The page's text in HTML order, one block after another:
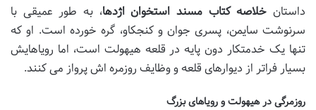
داستان خلاصه کتاب مسند استخوان اژدها، به طور عمیقی با
سرنوشت سایمن، پسری جوان و کنجکاو، گره خورده است. او که
تنها یک خدمتکار دون پایه در قلعه هیهولت است، اما رویاهایش
بسیار فراتر از دیوارهای قلعه و وظایف روزمره اش پرواز می کنند.
روزمرگی در هیهولت و رویاهای بزرگ